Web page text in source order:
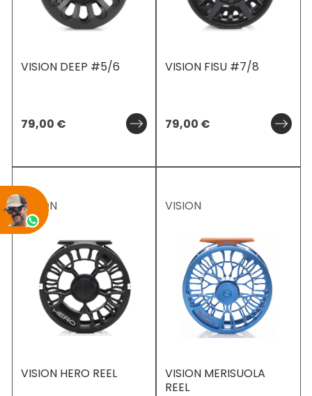
VISION DEEP #5/6
79,00 €
VISION FISU #7/8
79,00 €
VISION
VISION HERO REEL
VISION
VISION MERISUOLA
REEL